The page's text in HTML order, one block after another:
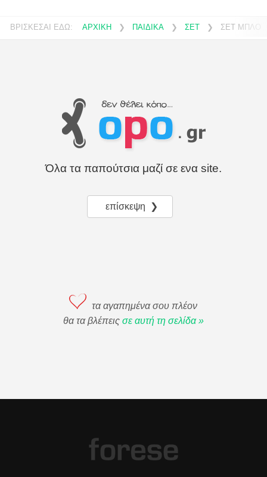
ΒΡΙΣΚΕΣΑΙ ΕΔΩ: ΑΡΧΙΚΗ ❯ ΠΑΙΔΙΚΑ ❯ ΣΕΤ ❯ ΣΕΤ
Όλα τα παπούτσια μαζί σε ενα site.
επίσκεψη ❯
τα αγαπημένα σου πλέον
θα τα βλέπεις σε αυτή τη σελίδα »